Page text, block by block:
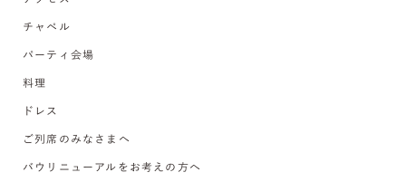
チャペル
パーティ会場
料理
ドレス
ご列席のみなさまへ
バウリニューアルをお考えの方へ